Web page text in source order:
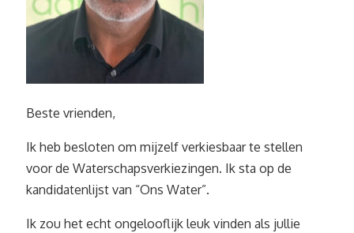
Beste vrienden,
Ik heb besloten om mijzelf verkiesbaar te stellen
voor de Waterschapsverkiezingen. Ik sta op de
kandidatenlijst van “Ons Water”.
Ik zou het echt ongelooflijk leuk vinden als jullie